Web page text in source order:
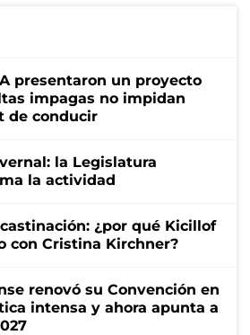
presentaron un proyecto
impagas no impidan
de conducir
la Legislatura
la actividad
¿por qué Kicillof
con Cristina Kirchner?
renovó su Convención en
intensa y ahora apunta a